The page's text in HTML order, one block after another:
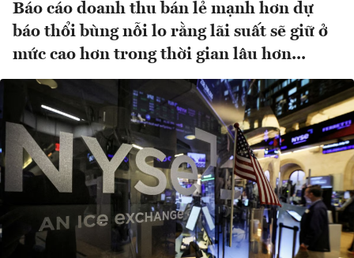
Báo cáo doanh thu bán lẻ mạnh hơn dự
báo thổi bùng nỗi lo rằng lãi suất sẽ giữ ở
mức cao hơn trong thời gian lâu hơn...